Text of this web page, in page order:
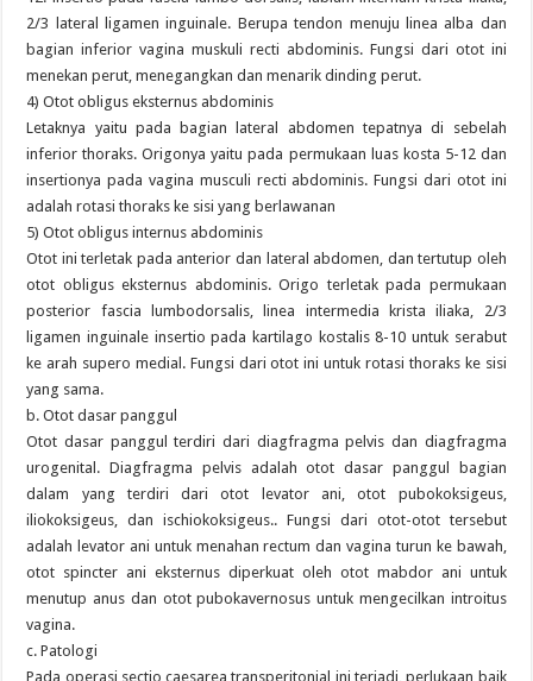
2/3 lateral ligamen inguinale. Berupa tendon menuju linea alba dan
bagian inferior vagina muskuli recti abdominis. Fungsi dari otot ini
menekan perut, menegangkan dan menarik dinding perut.
4) Otot obligus eksternus abdominis
Letaknya yaitu pada bagian lateral abdomen tepatnya di sebelah
inferior thoraks. Origonya yaitu pada permukaan luas kosta 5-12 dan
insertionya pada vagina musculi recti abdominis. Fungsi dari otot ini
adalah rotasi thoraks ke sisi yang berlawanan
5) Otot obligus internus abdominis
Otot ini terletak pada anterior dan lateral abdomen, dan tertutup oleh
otot obligus eksternus abdominis. Origo terletak pada permukaan
posterior fascia lumbodorsalis, linea intermedia krista iliaka, 2/3
ligamen inguinale insertio pada kartilago kostalis 8-10 untuk serabut
ke arah supero medial. Fungsi dari otot ini untuk rotasi thoraks ke sisi
yang sama.
b. Otot dasar panggul
Otot dasar panggul terdiri dari diagfragma pelvis dan diagfragma
urogenital. Diagfragma pelvis adalah otot dasar panggul bagian
dalam yang terdiri dari otot levator ani, otot pubokoksigeus,
iliokoksigeus, dan ischiokoksigeus.. Fungsi dari otot-otot tersebut
adalah levator ani untuk menahan rectum dan vagina turun ke bawah,
otot spincter ani eksternus diperkuat oleh otot mabdor ani untuk
menutup anus dan otot pubokavernosus untuk mengecilkan introitus
vagina.
c. Patologi
Pada operasi sectio caesarea transperitonial ini terjadi, perlukaan baik